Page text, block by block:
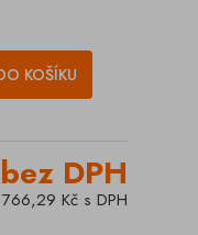
KOŠÍKU
DPH
766,29 Kč s DPH